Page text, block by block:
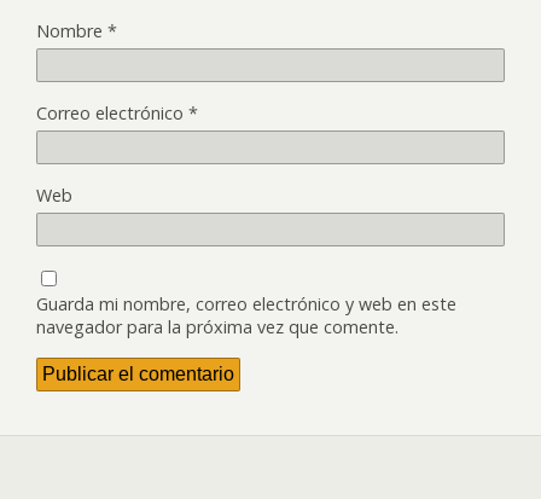
Nombre *
Correo electrónico *
Web
Guarda mi nombre, correo electrónico y web en este
navegador para la próxima vez que comente.